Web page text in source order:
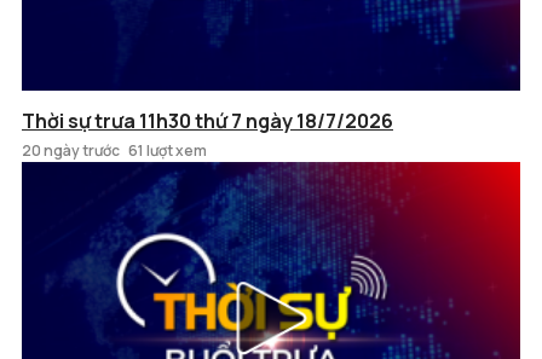
Thời sự trưa 11h30 thứ 7 ngày 18/7/2026
20 ngày trước 61 lượt xem